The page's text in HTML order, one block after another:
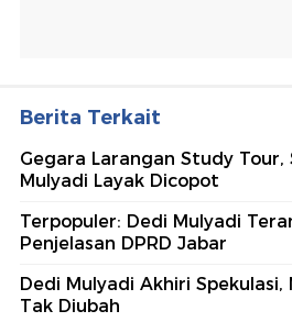
Berita Terkait
Gegara Larangan Study Tour,
Mulyadi Layak Dicopot
Terpopuler: Dedi Mulyadi
Penjelasan DPRD Jabar
Dedi Mulyadi Akhiri
Tak Diubah